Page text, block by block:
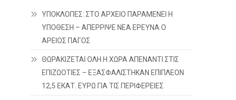
ΥΠΟΚΛΟΠΕΣ: ΣΤΟ ΑΡΧΕΙΟ ΠΑΡΑΜΕΝΕΙ Η
ΥΠΟΘΕΣΗ – ΑΠΕΡΡΙΨΕ ΝΕΑ ΕΡΕΥΝΑ Ο
ΑΡΕΙΟΣ ΠΑΓΟΣ
ΘΩΡΑΚΙΖΕΤΑΙ ΟΛΗ Η ΧΩΡΑ ΑΠΕΝΑΝΤΙ ΣΤΙΣ
ΕΠΙΖΩΟΤΙΕΣ – ΕΞΑΣΦΑΛΙΣΤΗΚΑΝ ΕΠΙΠΛΕΟΝ
12,5 ΕΚΑΤ. ΕΥΡΩ ΓΙΑ ΤΙΣ ΠΕΡΙΦΕΡΕΙΕΣ